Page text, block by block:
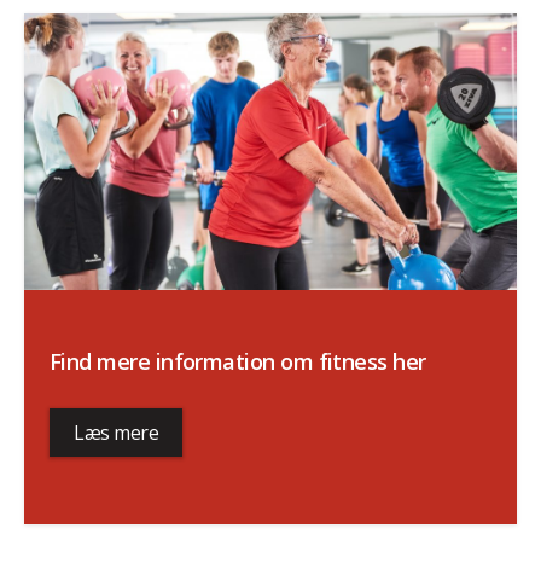
Find mere information om fitness her
Læs mere